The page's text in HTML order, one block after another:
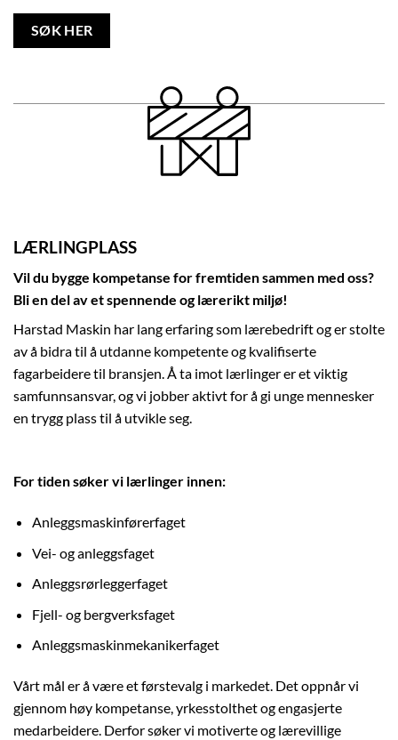
SØK HER
LÆRLINGPLASS
Vil du bygge kompetanse for fremtiden sammen med oss?
Bli en del av et spennende og lærerikt miljø!
Harstad Maskin har lang erfaring som lærebedrift og er stolte
av å bidra til å utdanne kompetente og kvalifiserte
fagarbeidere til bransjen. Å ta imot lærlinger er et viktig
samfunnsansvar, og vi jobber aktivt for å gi unge mennesker
en trygg plass til å utvikle seg.
For tiden søker vi lærlinger innen:
Anleggsmaskinførerfaget
Vei- og anleggsfaget
Anleggsrørleggerfaget
Fjell- og bergverksfaget
Anleggsmaskinmekanikerfaget
Vårt mål er å være et førstevalg i markedet. Det oppnår vi
gjennom høy kompetanse, yrkesstolthet og engasjerte
medarbeidere. Derfor søker vi motiverte og lærevillige